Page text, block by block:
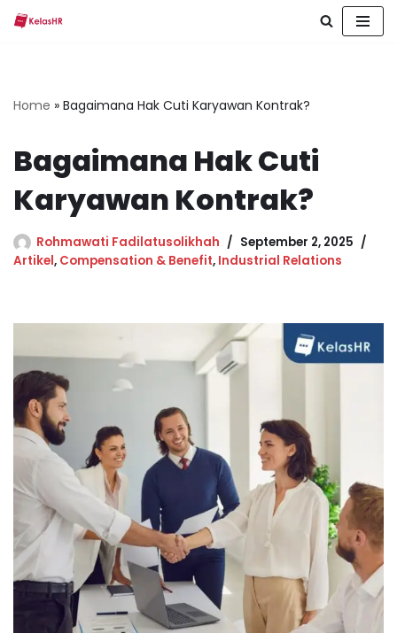
Home » Bagaimana Hak Cuti Karyawan Kontrak?
Bagaimana Hak Cuti
Karyawan Kontrak?
Rohmawati Fadilatusolikhah
September 2, 2025
Artikel, Compensation & Benefit, Industrial Relations